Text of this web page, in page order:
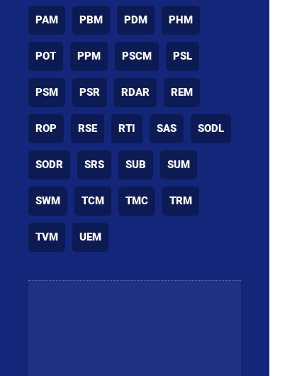
PAM PBM PDM PHM
POT PPM PSCM PSL
PSM PSR RDAR REM
ROP RSE RTI SAS SODL
SODR SRS SUB SUM
SWM TCM TMC TRM
TVM UEM